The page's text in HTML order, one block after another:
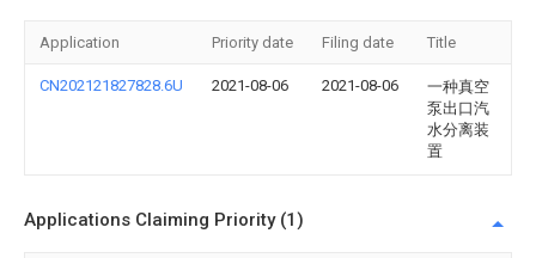
Application Priority date Filing date Title
CN202121827828.6U 2021-08-06 2021-08-06
一种真空
泵出口汽
水分离装
置
Applications Claiming Priority (1)